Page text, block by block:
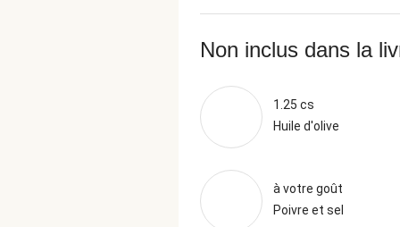
Non inclus dans la
1.25 cs
Huile d'olive
à votre goût
Poivre et sel